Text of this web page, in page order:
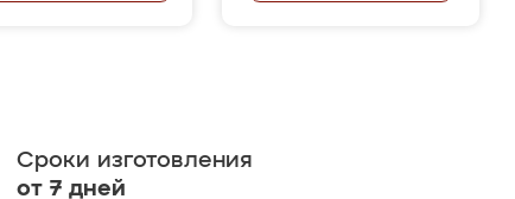
Сроки изготовления
от 7 дней